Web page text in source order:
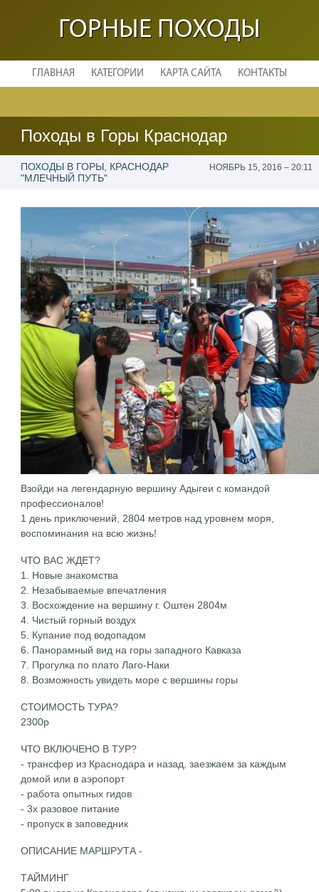
ГОРНЫЕ ПОХОДЫ
ГЛАВНАЯ КАТЕГОРИИ КАРТА САЙТА КОНТАКТЫ
Походы в Горы Краснодар
ПОХОДЫ В ГОРЫ, КРАСНОДАР
"МЛЕЧНЫЙ ПУТЬ"
НОЯБРЬ 15, 2016 – 20:11
Взойди на легендарную вершину Адыгеи с командой
профессионалов!
1 день приключений, 2804 метров над уровнем моря,
воспоминания на всю жизнь!
ЧТО ВАС ЖДЕТ?
1. Новые знакомства
2. Незабываемые впечатления
3. Восхождение на вершину г. Оштен 2804м
4. Чистый горный воздух
5. Купание под водопадом
6. Панорамный вид на горы западного Кавказа
7. Прогулка по плато Лаго-Наки
8. Возможность увидеть море с вершины горы
СТОИМОСТЬ ТУРА?
2300р
ЧТО ВКЛЮЧЕНО В ТУР?
- трансфер из Краснодара и назад, заезжаем за каждым
домой или в аэропорт
- работа опытных гидов
- 3х разовое питание
- пропуск в заповедник
ОПИСАНИЕ МАРШРУТА -
ТАЙМИНГ